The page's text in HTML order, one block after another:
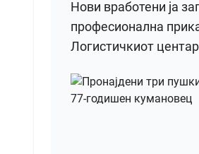
Нови вработени ја
професионална
Логистичкиот